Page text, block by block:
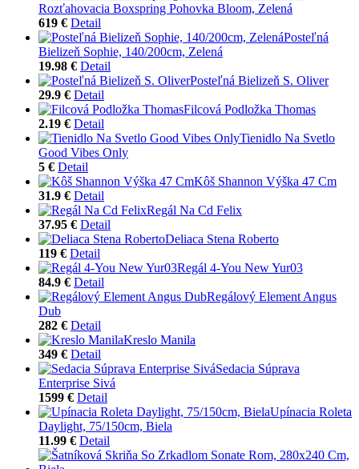
Rozťahovacia Boxspring Pohovka Bloom, Zelená
619 € Detail
Posteľná
Bielizeň Sophie, 140/200cm, Zelená
19.98 € Detail
Posteľná Bielizeň S. Oliver
29.9 € Detail
Filcová Podložka Thomas
2.19 € Detail
Tienidlo Na Svetlo
Good Vibes Only
5 € Detail
Kôš Shannon Výška 47 Cm
31.9 € Detail
Regál Na Cd Felix
37.95 € Detail
Deliaca Stena Roberto
119 € Detail
Regál 4-You New Yur03
84.9 € Detail
Regálový Element Angus
Dub
282 € Detail
Kreslo Manila
349 € Detail
Sedacia Súprava
Enterprise Sivá
1599 € Detail
Upínacia Roleta
Daylight, 75/150cm, Biela
11.99 € Detail